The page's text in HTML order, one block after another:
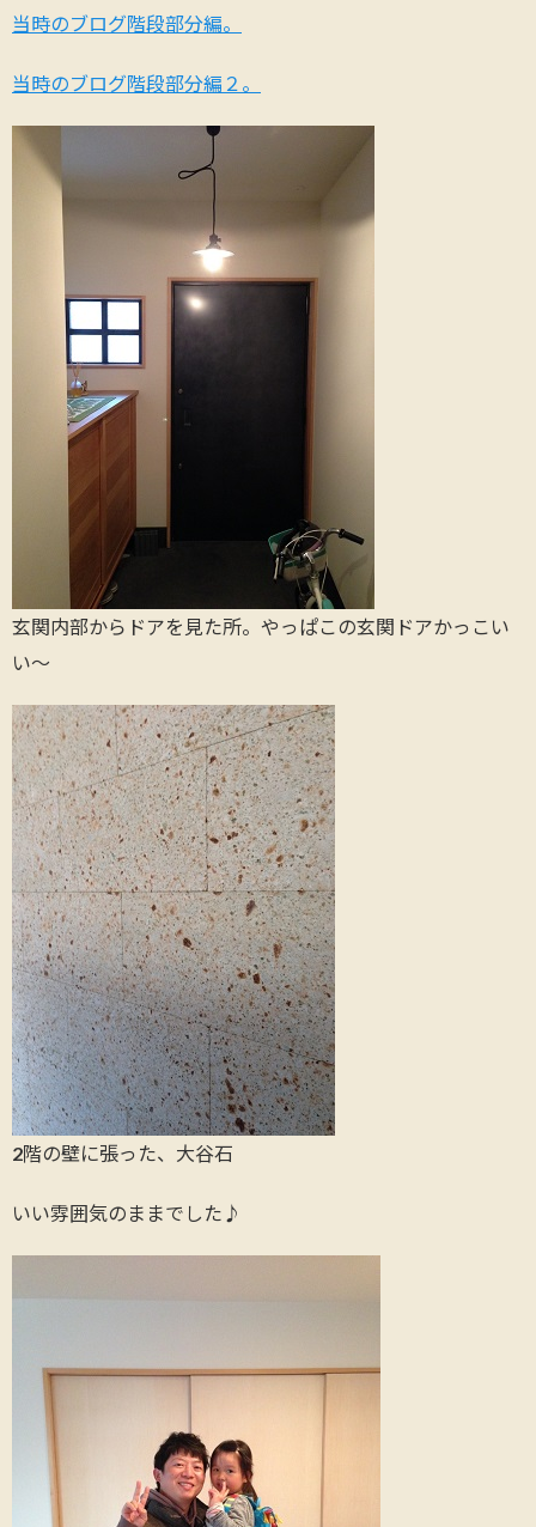
当時のブログ階段部分編。
当時のブログ階段部分編２。
玄関内部からドアを見た所。やっぱこの玄関ドアかっこい
い～
2階の壁に張った、大谷石
いい雰囲気のままでした♪